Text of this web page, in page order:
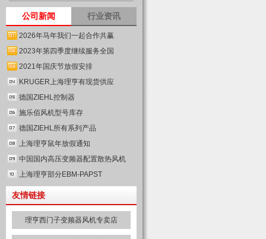
公司新闻 行业资讯
2026年马年我们一起合作共赢
2023年第四季度继续服务全国
2021年国庆节放假安排
KRUGER上海理亨有现货供应
德国ZIEHL控制器
施乐佰风机型号库存
德国ZIEHL所有系列产品
上海理亨鼠年放假通知
中国国内高压变频器配置散热风机
上海理亨部分EBM-PAPST
友情链接
理亨西门子变频器风机专卖店